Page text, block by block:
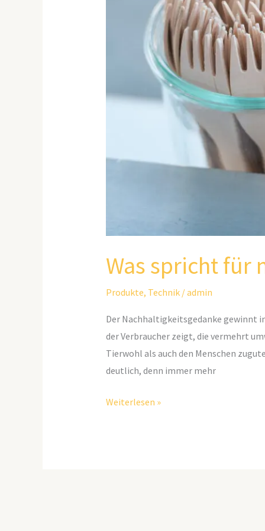
Was spricht für
Produkte, Technik/admin
Der Nachhaltigkeitsgedanke gewinnt
der Verbraucher zeigt, die vermehrt
Tierwohl als auch den Menschen
deutlich, denn immer mehr
Weiterlesen »